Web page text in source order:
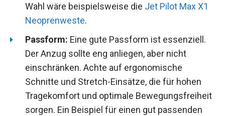
Wahl wäre beispielsweise die Jet Pilot Max X1
Neoprenweste.
Passform: Eine gute Passform ist essenziell.
Der Anzug sollte eng anliegen, aber nicht
einschränken. Achte auf ergonomische
Schnitte und Stretch-Einsätze, die für hohen
Tragekomfort und optimale Bewegungsfreiheit
sorgen. Ein Beispiel für einen gut passenden